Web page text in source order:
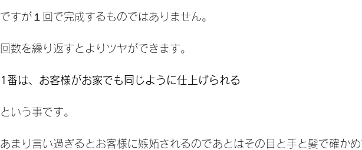
ですが１回で完成するものではありません。
回数を繰り返すとよりツヤができます。
1番は、お客様がお家でも同じように仕上げられる
という事です。
あまり言い過ぎるとお客様に嫉妬されるのであとはその目と手と髪で確か